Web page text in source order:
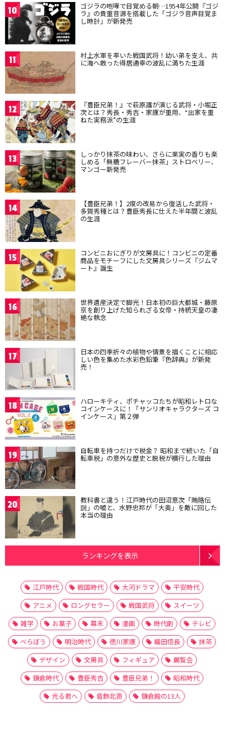
10 ゴジラの咆哮で目覚める朝…1954年公開『ゴジ
ラ』の貴重音源を搭載した「ゴジラ音声目覚ま
し時計」が新発売
11 村上水軍を率いた戦国武将！幼い弟を支え、共
に海へ散った得居通幸の波乱に満ちた生涯
12 『豊臣兄弟！』で萩原護が演じる武将・小堀正
次とは？秀長・秀吉・家康が重用、“出家を重
ねた実務派”の生涯
13 しっかり抹茶の味わい、さらに果実の香りも楽
しめる「無糖フレーバー抹茶」ストロベリー、
マンゴー新発売
14 【豊臣兄弟！】2度の改易から復活した武将・
多賀秀種とは？豊臣秀長に仕えた半年間と波乱
の生涯
15 コンビニおにぎりが文房具に！コンビニの定番
商品をモチーフにした文房具シリーズ『ジムマ
ート』誕生
16 世界遺産決定で脚光！日本初の巨大都城・藤原
京を創り上げた知られざる女帝・持統天皇の凄
絶な執念
17 日本の四季折々の植物や情景を描くことに相応
しい色を集めた水彩色鉛筆『色辞典』が新発
売！
18 ハローキティ、ポチャッコたちが昭和レトロな
コインケースに！「サンリオキャラクターズ コ
インケース」第２弾
19 自転車を持つだけで税金？ 昭和まで続いた「自
転車税」の意外な歴史と脱税が横行した理由
20 教科書と違う！江戸時代の田沼意次「賄賂伝
説」の嘘と、水野忠邦が「大奥」を敵に回した
本当の理由
ランキングを表示
江戸時代 戦国時代 大河ドラマ
平安時代
アニメ
ロングセラー 戦国武将
スイーツ
雑学
お菓子 幕末 漫画 時代劇
テレビ
べらぼう
明治時代 徳川家康 織田信長
抹茶
デザイン
文房具 フィギュア
展覧会
鎌倉時代
豊臣秀吉 豊臣兄弟！
昭和時代
光る君へ
葛飾北斎 鎌倉殿の13人